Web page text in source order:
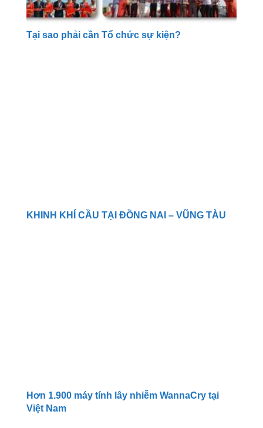
Tại sao phải cần Tổ chức sự kiện?
KHINH KHÍ CẦU TẠI ĐỒNG NAI – VŨNG TÀU
Hơn 1.900 máy tính lây nhiễm WannaCry tại
Việt Nam